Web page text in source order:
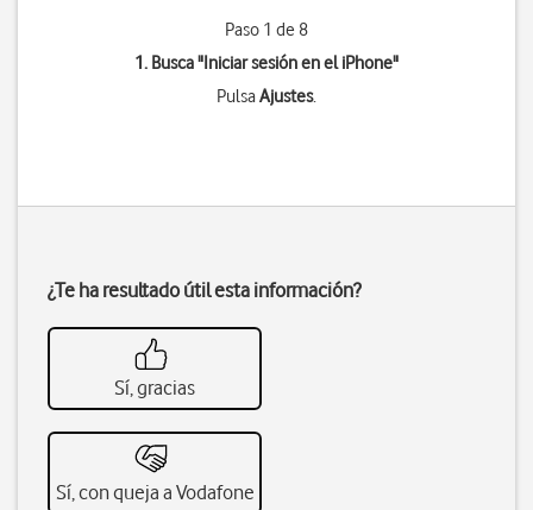
Paso 1 de 8
1. Busca "Iniciar sesión en el iPhone"
PulsaAjustes.
¿Te ha resultado útil esta información?
Sí, gracias
Sí, con queja a Vodafone